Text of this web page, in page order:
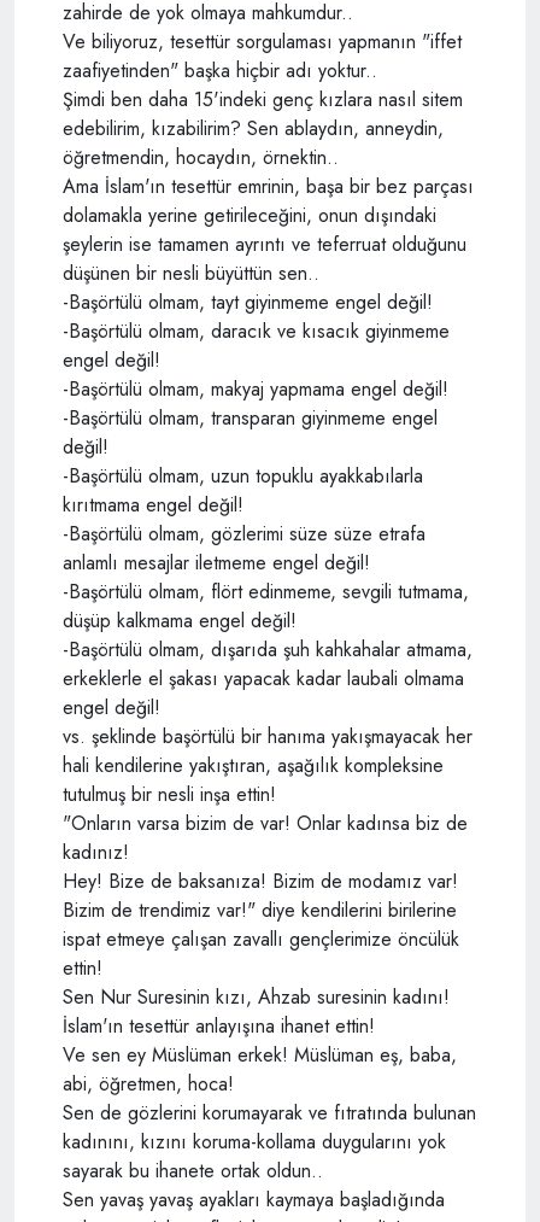
zahirde de yok olmaya mahkumdur..
Ve biliyoruz, tesettür sorgulaması yapmanın "iffet
zaafiyetinden" başka hiçbir adı yoktur..
Şimdi ben daha 15'indeki genç kızlara nasıl sitem
edebilirim, kızabilirim? Sen ablaydın, anneydin,
öğretmendin, hocaydın, örnektin..
Ama İslam'ın tesettür emrinin, başa bir bez parçası
dolamakla yerine getirileceğini, onun dışındaki
şeylerin ise tamamen ayrıntı ve teferruat olduğunu
düşünen bir nesli büyüttün sen..
-Başörtülü olmam, tayt giyinmeme engel değil!
-Başörtülü olmam, daracık ve kısacık giyinmeme
engel değil!
-Başörtülü olmam, makyaj yapmama engel değil!
-Başörtülü olmam, transparan giyinmeme engel
değil!
-Başörtülü olmam, uzun topuklu ayakkabılarla
kırıtmama engel değil!
-Başörtülü olmam, gözlerimi süze süze etrafa
anlamlı mesajlar iletmeme engel değil!
-Başörtülü olmam, flört edinmeme, sevgili tutmama,
düşüp kalkmama engel değil!
-Başörtülü olmam, dışarıda şuh kahkahalar atmama,
erkeklerle el şakası yapacak kadar laubali olmama
engel değil!
vs. şeklinde başörtülü bir hanıma yakışmayacak her
hali kendilerine yakıştıran, aşağılık kompleksine
tutulmuş bir nesli inşa ettin!
"Onların varsa bizim de var! Onlar kadınsa biz de
kadınız!
Hey! Bize de baksanıza! Bizim de modamız var!
Bizim de trendimiz var!" diye kendilerini birilerine
ispat etmeye çalışan zavallı gençlerimize öncülük
ettin!
Sen Nur Suresinin kızı, Ahzab suresinin kadını!
İslam'ın tesettür anlayışına ihanet ettin!
Ve sen ey Müslüman erkek! Müslüman eş, baba,
abi, öğretmen, hoca!
Sen de gözlerini korumayarak ve fıtratında bulunan
kadınını, kızını koruma-kollama duygularını yok
sayarak bu ihanete ortak oldun..
Sen yavaş yavaş ayakları kaymaya başladığında